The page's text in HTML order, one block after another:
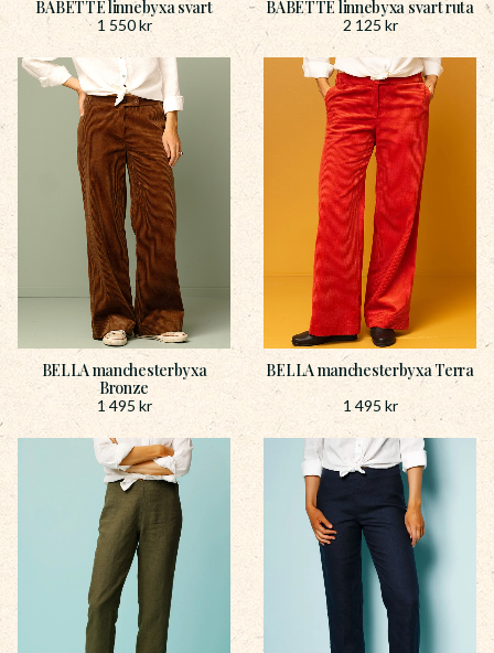
BABETTE linnebyxa svart
1 550kr
BABETTE linnebyxa svart ruta
2 125 kr
BELLA manchesterbyxa
Bronze
1 495 kr
BELLA manchesterbyxa Terra
1 495 kr